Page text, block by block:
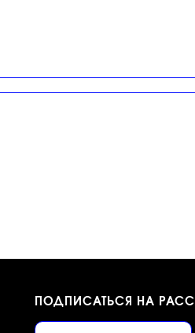
ПОДПИСАТЬСЯ НА